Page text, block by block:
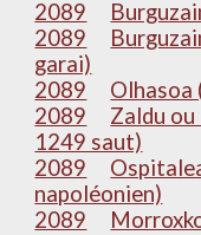
2089
2089
garai)
2089
Olhasoa
2089
Zaldu
1249 saut)
2089
napoléonien)
2089